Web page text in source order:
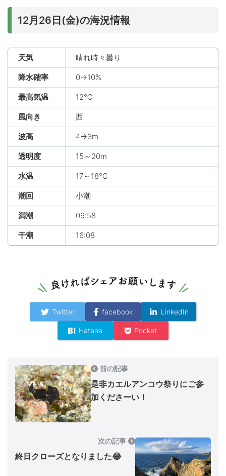
12月26日(金)の海況情報
天気 晴れ時々曇り
降水確率 0→10%
最高気温 12℃
風向き 西
波高 4→3m
透明度 15～20m
水温 17～18℃
潮回 小潮
満潮 09:58
干潮 16:08
Twitter facebook LinkedIn
Hatena Pocket
前の記事
是非カエルアンコウ祭りにご参
加くださーい！
次の記事
終日クローズとなりました😂